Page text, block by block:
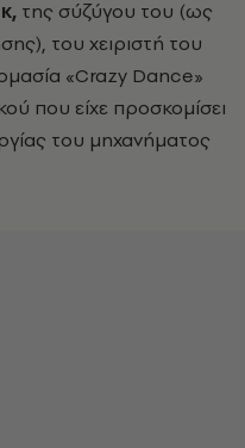
της σύζύγου του (ως
του χειριστή του
«Crazy Dance»
που είχε προσκομίσει
του μηχανήματος